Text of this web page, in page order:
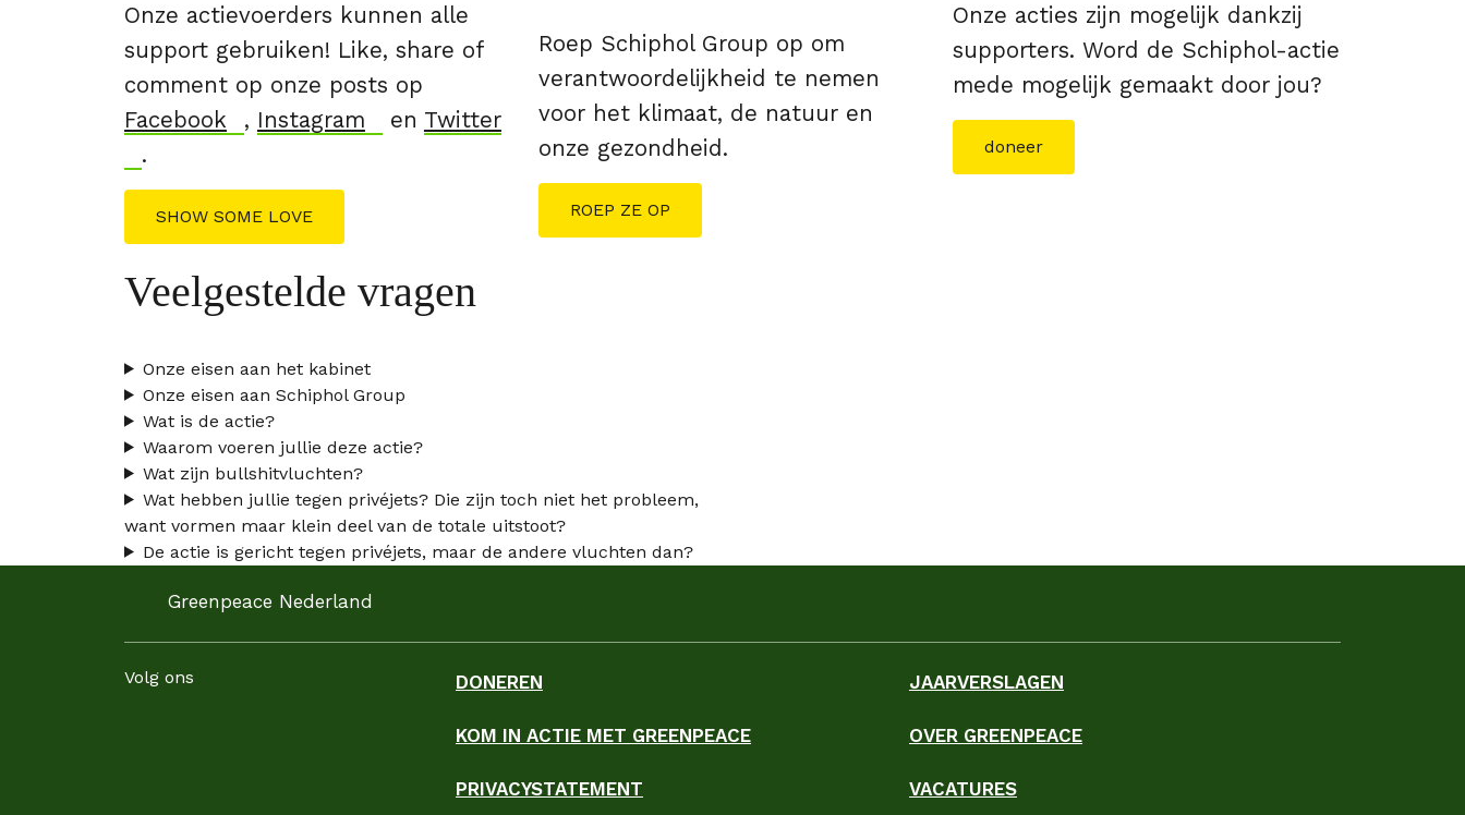
Onze actievoerders kunnen alle
support gebruiken! Like, share of
comment op onze posts op
Facebook
, Instagram en Twitter
.
SHOW SOME LOVE
Roep Schiphol Group op om
verantwoordelijkheid te nemen
voor het klimaat, de natuur en
onze gezondheid.
ROEP ZE OP
Onze acties zijn mogelijk dankzij
supporters. Word de Schiphol-actie
mede mogelijk gemaakt door jou?
doneer
Veelgestelde vragen
Onze eisen aan het kabinet
Onze eisen aan Schiphol Group
Wat is de actie?
Waarom voeren jullie deze actie?
Wat zijn bullshitvluchten?
Wat hebben jullie tegen privéjets? Die zijn toch niet het probleem,
want vormen maar klein deel van de totale uitstoot?
De actie is gericht tegen privéjets, maar de andere vluchten dan?
Greenpeace Nederland
Volg ons DONEREN
KOM IN ACTIE MET GREENPEACE
PRIVACYSTATEMENT
JAARVERSLAGEN
OVER GREENPEACE
VACATURES